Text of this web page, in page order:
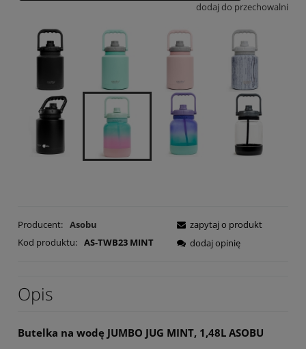
dodaj do przechowalni
Producent: Asobu
Kod produktu: AS-TWB23 MINT
zapytaj o produkt
dodaj opinię
Opis
Butelka na wodę JUMBO JUG MINT, 1,48L ASOBU